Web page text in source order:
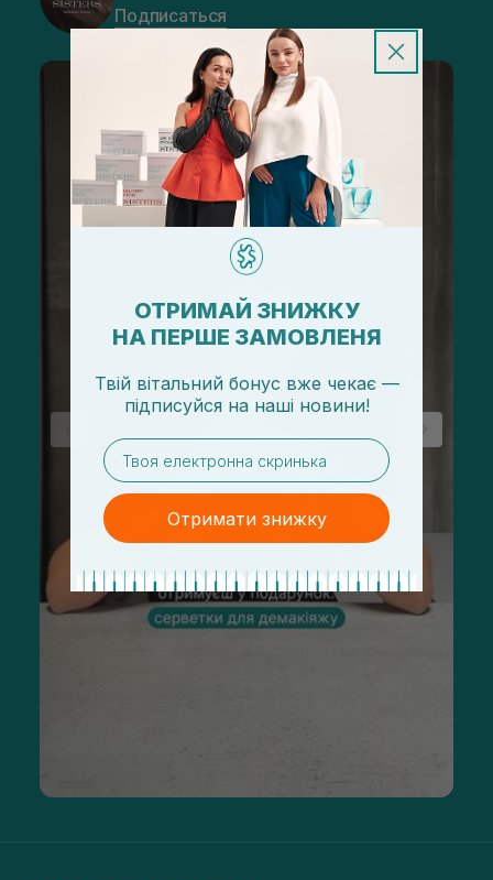
Подписаться
ОТРИМАЙ ЗНИЖКУ
НА ПЕРШЕ ЗАМОВЛЕНЯ
Твій вітальний бонус вже чекає —
підписуйся на наші новини!
email
Отримати знижку